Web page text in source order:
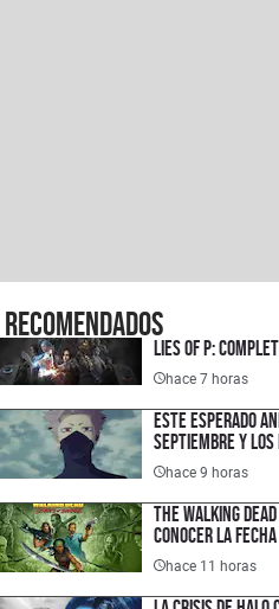
Recomendados
Lies of P:
hace 7 horas
Este esperado
septiembre y los
hace 9 horas
The Walking
conocer la fecha
hace 11 horas